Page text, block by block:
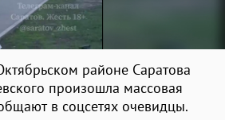
районе Саратова
произошла массовая
в соцсетях очевидцы.